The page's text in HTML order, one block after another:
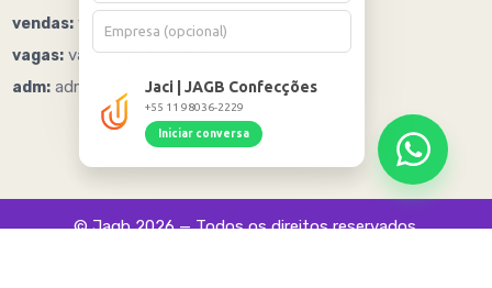
vendas: vendas@jagb.com.br
vagas: vagas@jagb.com.br
adm: adm@jagb.com.br
© Jagb 2026 — Todos os direitos reservados.
Jaci | JAGB Confecções
+55 11 98036-2229
Iniciar conversa